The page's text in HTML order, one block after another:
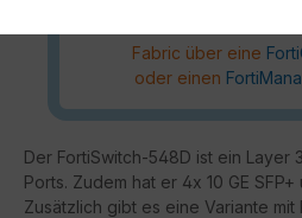
Fabric über eine
oder einen
Der FortiSwitch-548D ist ein Layer
Ports. Zudem hat er 4x 10 GE
Zusätzlich gibt es eine Variante mit